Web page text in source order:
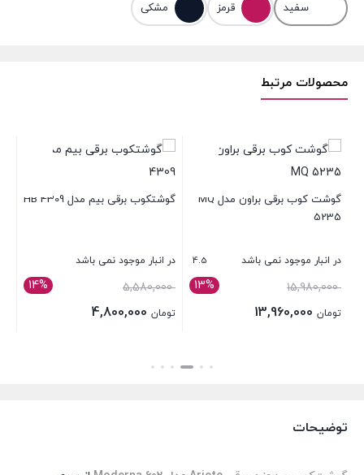
سفید قرمز مشکی
محصولات مرتبط
گوشت کوب برقی براون مدل MQ
5235
در انبار موجود نمی باشد 4.5
13% 15,980,000
قیمت
اصلی:
تومان
گوشتکوب برقی بیم مدل HB 4309
در انبار موجود نمی باشد
14% 5,580,000
قیمت
اصلی:
تومان
توضیحات